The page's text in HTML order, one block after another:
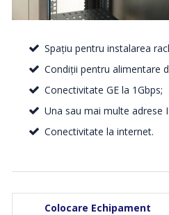
Spațiu pentru instalarea
Condiţii pentru alimentare
Conectivitate GE la 1Gbps;
Una sau mai multe adrese
Conectivitate la internet.
Colocare Echipament